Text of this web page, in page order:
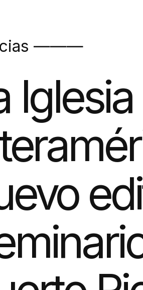
———